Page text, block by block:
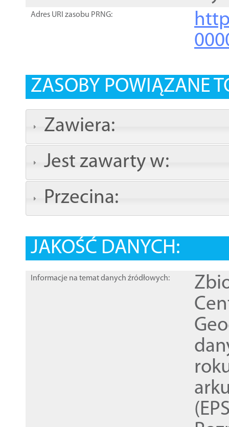
Adres URI zasobu PRNG:
ZASOBY POWIĄZANE
Zawiera:
Jest zawarty w:
Przecina:
JAKOŚĆ DANYCH:
Informacje na temat danych źródłowych: